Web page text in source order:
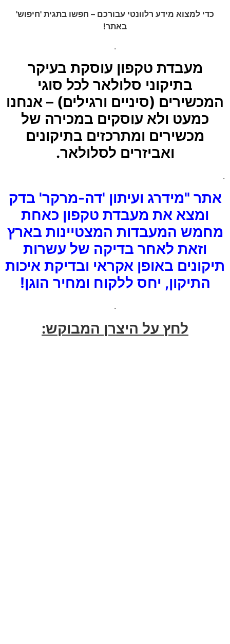
כדי למצוא מידע רלוונטי עבורכם – חפשו בתגית 'חיפוש'
באתר!
.
מעבדת טקפון עוסקת בעיקר
בתיקוני סלולאר לכל סוגי
המכשירים (סיניים ורגילים) – אנחנו
כמעט ולא עוסקים במכירה של
מכשירים ומתרכזים בתיקונים
ואביזרים לסלולאר.
.
אתר "מידרג ועיתון 'דה-מרקר' בדק
ומצא את מעבדת טקפון כאחת
מחמש המעבדות המצטיינות בארץ
וזאת לאחר בדיקה של עשרות
תיקונים באופן אקראי ובדיקת איכות
התיקון, יחס ללקוח ומחיר הוגן!
.
לחץ על היצרן המבוקש: